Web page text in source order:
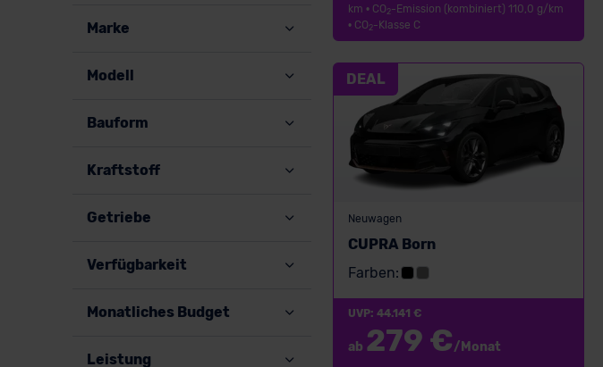
Marke
Modell
Bauform
Kraftstoff
Getriebe
Verfügbarkeit
Monatliches Budget
Leistung
km • CO2-Emission (kombiniert) 110,0 g/km
• CO2-Klasse C
DEAL
Neuwagen
CUPRA Born
Farben:
UVP: 44.141 €
ab 279 €/Monat